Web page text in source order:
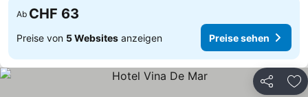
Ab CHF 63
Preise von 5 Websites anzeigen Preise sehen
Teilen